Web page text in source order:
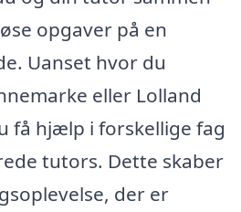
opgaver på en
Uanset hvor du
eller Lolland
få hjælp i forskellige fag
tutors. Dette skaber
der er